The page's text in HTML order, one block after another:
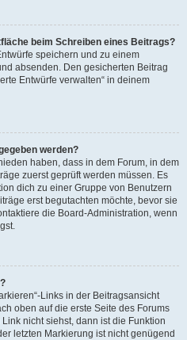
beim Schreiben eines Beitrags?
speichern und zu einem
absenden. Den gesicherten Beitrag
Entwürfe verwalten“ in deinem
werden?
haben, dass in dem Forum, in dem
zuerst geprüft werden müssen. Es
dich zu einer Gruppe von Benutzern
erst begutachten möchte, bevor sie
die Board-Administration, wenn
Links in der Beitragsansicht
oben auf die erste Seite des Forums
nicht siehst, dann ist die Funktion
letzten Markierung ist nicht genügend